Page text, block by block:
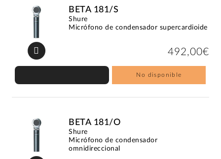
BETA 181/S
Shure
Micrófono de condensador supercardioide
492,00€
No disponible
BETA 181/O
Shure
Micrófono de condensador
omnidireccional